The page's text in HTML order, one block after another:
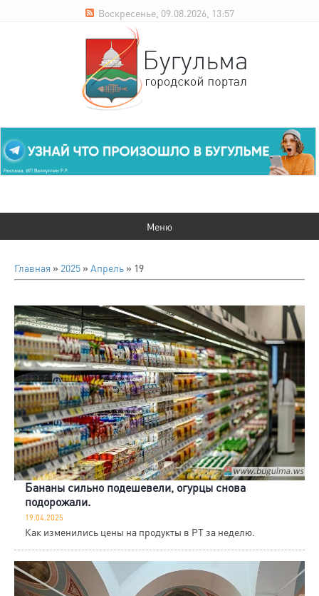
Воскресенье, 09.08.2026, 13:57
Главная » 2025 » Апрель » 19
Бананы сильно подешевели, огурцы снова
подорожали.
19.04.2025
Как изменились цены на продукты в РТ за неделю.